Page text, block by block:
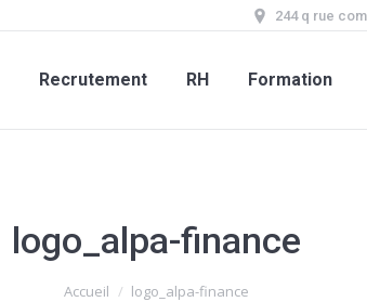
244 q rue
Recrutement RH Formation
logo_alpa-finance
Accueil logo_alpa-finance